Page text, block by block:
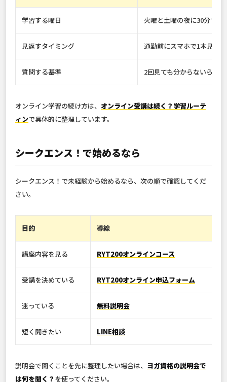
学習する曜日 火曜と土曜の夜に30分ずつ
見返すタイミング 通勤前にスマホで1本見る
質問する基準 2回見ても分からないら質
オンライン学習の続け方は、 オンライン受講は続く？学習ルーテ
ィンで具体的に整理しています。
シークエンス！で始めるなら
シークエンス！で未経験から始めるなら、次の順で確認してくだ
さい。
目的 導線
講座内容を見る RYT200オンラインコース
受講を決めている RYT200オンライン申込フォーム
迷っている 無料説明会
短く聞きたい LINE相談
説明会で聞くことを先に整理したい場合は、 ヨガ資格の説明会で
は何を聞く？ を使ってください。